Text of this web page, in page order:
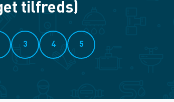
tilfreds)
3 4 5